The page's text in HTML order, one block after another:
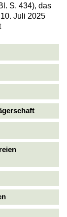
S. 434), das
Juli 2025